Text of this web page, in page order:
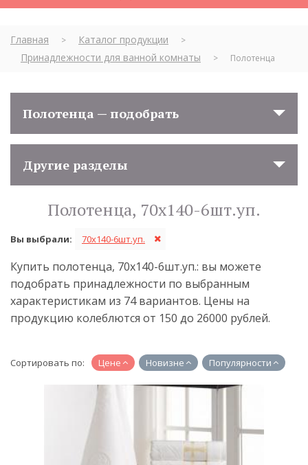
Главная > Каталог продукции >
Принадлежности для ванной комнаты > Полотенца
Полотенца — подобрать
Другие разделы
Полотенца, 70x140-6шт.уп.
Вы выбрали: 70x140-6шт.уп.
Купить полотенца, 70x140-6шт.уп.: вы можете
подобрать принадлежности по выбранным
характеристикам из 74 вариантов. Цены на
продукцию колеблются от 150 до 26000 рублей.
Сортировать по: Цене Новизне Популярности